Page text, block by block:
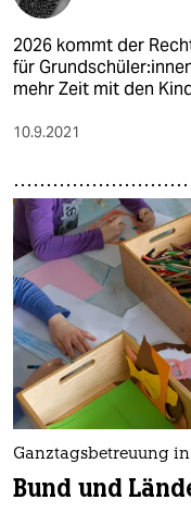
2026 kommt der
für
mehr Zeit mit den
10.9.2021
Ganztagsbetreuung
Bund und